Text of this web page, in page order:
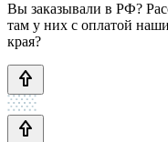
Вы заказывали в РФ?
там у них с оплатой
края?